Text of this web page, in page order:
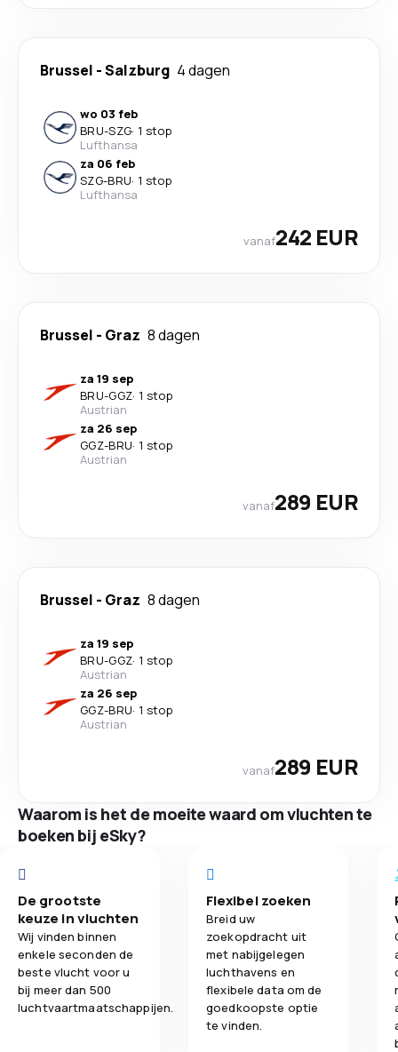
Brussel -Salzburg 4 dagen
wo 03 feb
BRU-SZG· 1 stop
Lufthansa
za 06 feb
SZG-BRU· 1 stop
Lufthansa
vanaf242 EUR
Brussel - Graz 8 dagen
za 19 sep
BRU-GGZ· 1 stop
Austrian
za 26 sep
GGZ-BRU· 1 stop
Austrian
vanaf289 EUR
Brussel - Graz 8 dagen
za 19 sep
BRU-GGZ· 1 stop
Austrian
za 26 sep
GGZ-BRU· 1 stop
Austrian
vanaf289 EUR
Waarom is het de moeite waard om vluchten te
boeken bij eSky?
De grootste
keuze in vluchten
Wij vinden binnen
enkele seconden de
beste vlucht voor u
bij meer dan 500
luchtvaartmaatschappijen.
Flexibel zoeken
Breid uw
zoekopdracht uit
met nabijgelegen
luchthavens en
flexibele data om de
goedkoopste optie
te vinden.